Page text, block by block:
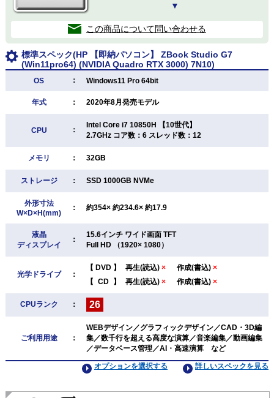
▼
この商品について問い合わせる
標準スペック(HP 【即納パソコン】 ZBook Studio G7
(Win11pro64) (NVIDIA Quadro RTX 3000) 7N10)
OS ： Windows11 Pro 64bit
年式 ： 2020年8月発売モデル
CPU ：
Intel Core i7 10850H 【10世代】
2.7GHz コア数：6 スレッド数：12
メモリ ： 32GB
ストレージ ： SSD 1000GB NVMe
外形寸法
W×D×H(mm)
： 約354× 約234.6× 約17.9
液晶
ディスプレイ
：
15.6インチ ワイド画面 TFT
Full HD （1920× 1080）
光学ドライブ ：
【 DVD 】 再生(読込) × 作成(書込) ×
【 CD 】 再生(読込) × 作成(書込) ×
CPUランク ： 26
ご利用用途 ：
WEBデザイン／グラフィックデザイン／CAD・3D編
集／数千行を超える高度な演算／音楽編集／動画編集
／データベース管理／AI・高速演算 など
詳しいスペックを見る
オプションを選択する